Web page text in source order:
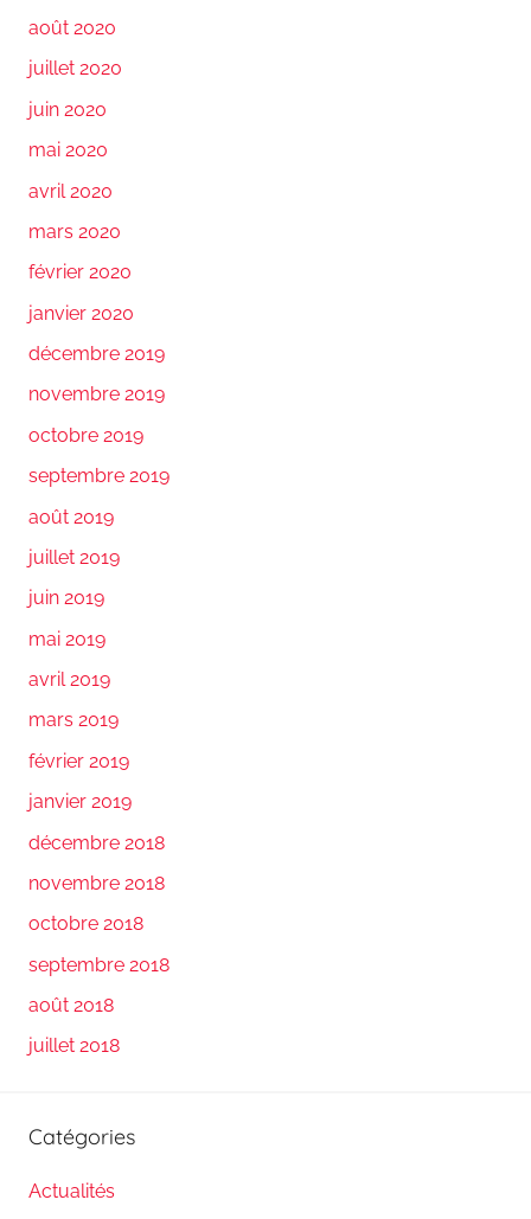
août 2020
juillet 2020
juin 2020
mai 2020
avril 2020
mars 2020
février 2020
janvier 2020
décembre 2019
novembre 2019
octobre 2019
septembre 2019
août 2019
juillet 2019
juin 2019
mai 2019
avril 2019
mars 2019
février 2019
janvier 2019
décembre 2018
novembre 2018
octobre 2018
septembre 2018
août 2018
juillet 2018
Catégories
Actualités